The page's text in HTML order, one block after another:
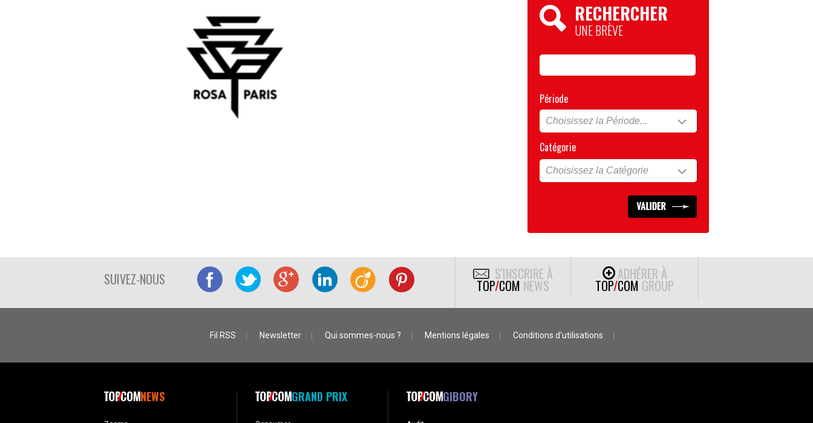
RECHERCHER
UNE BRÈVE
Période
Catégorie
SUIVEZ-NOUS S'INSCRIRE À
TOP/COM NEWS
ADHÉRER À
TOP/COM GROUP
Fil RSS Newsletter Qui sommes-nous ? Mentions légales Conditions d’utilisations
NEWS GRAND PRIX GIBORY